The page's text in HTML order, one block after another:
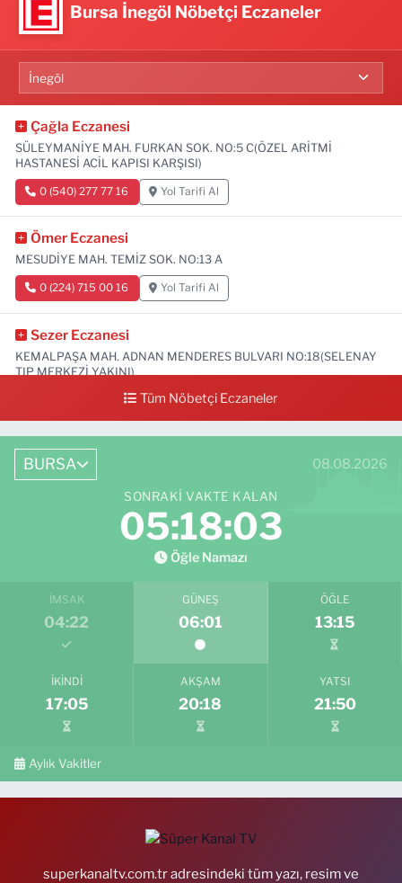
Bursa İnegöl Nöbetçi Eczaneler
Çağla Eczanesi
SÜLEYMANİYE MAH. FURKAN SOK. NO:5 C(ÖZEL ARİTMİ
HASTANESİ ACİL KAPISI KARŞISI)
0 (540) 277 77 16 Yol Tarifi Al
Ömer Eczanesi
MESUDİYE MAH. TEMİZ SOK. NO:13 A
0 (224) 715 00 16 Yol Tarifi Al
Sezer Eczanesi
KEMALPAŞA MAH. ADNAN MENDERES BULVARI NO:18(SELENAY
TIP MERKEZİ YAKINI)
0 (224) 711 64 49 Yol Tarifi Al
Tüm Nöbetçi Eczaneler
BURSA 08.08.2026
SONRAKI VAKTE KALAN
05:18:02
Öğle Namazı
İMSAK
04:22
GÜNEŞ
06:01
ÖĞLE
13:15
İKINDI
17:05
AKŞAM
20:18
YATSI
21:50
Aylık Vakitler
superkanaltv.com.tr adresindeki tüm yazı, resim ve